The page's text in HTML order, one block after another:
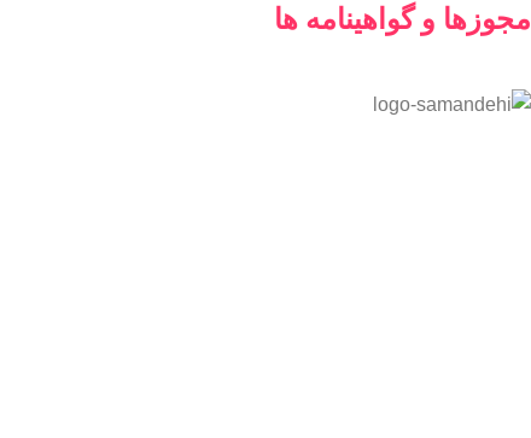
مجوزها و گواهینامه ها